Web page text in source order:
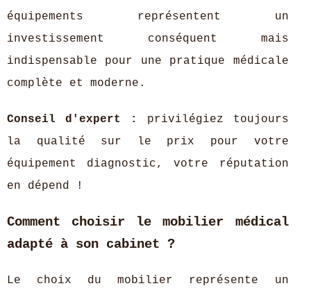
équipements représentent un
investissement conséquent mais
indispensable pour une pratique médicale
complète et moderne.
Conseil d'expert :
privilégiez toujours
la qualité sur le prix pour votre
équipement diagnostic, votre réputation
en dépend !
Comment choisir le mobilier médical
adapté à son cabinet ?
Le choix du mobilier représente un